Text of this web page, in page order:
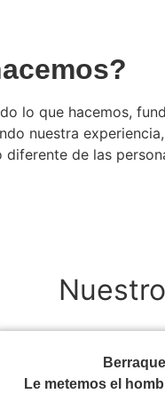
lo que hacemos,
nuestra
de las
Le metemos el